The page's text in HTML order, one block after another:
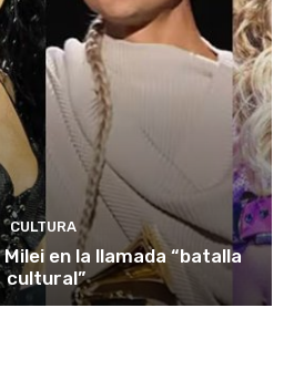
CULTURA
en la llamada “batalla
cultural”